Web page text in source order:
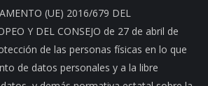
(UE) 2016/679 DEL
Y DEL CONSEJO de 27 de abril de
de las personas físicas en lo que
de datos personales y a la libre